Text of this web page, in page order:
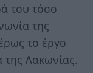
του τόσο
της
το έργο
της Λακωνίας.